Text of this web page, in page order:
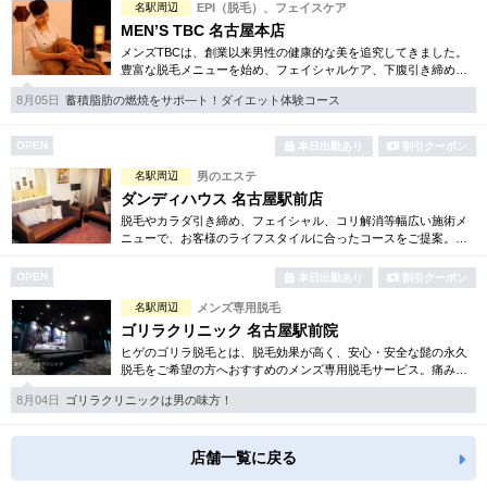
名駅周辺 EPI（脱毛）、フェイスケア
MEN’S TBC 名古屋本店
メンズTBCは、創業以来男性の健康的な美を追究してきました。
豊富な脱毛メニューを始め、フェイシャルケア、下腹引き締め
等、各種お得な体験コースを取り揃えています。選べる種類の多
さで初めての方も安心です。
8月05日 蓄積脂肪の燃焼をサポ―ト！ダイエット体験コース
OPEN 本日出勤あり 割引クーポン
名駅周辺 男のエステ
ダンディハウス 名古屋駅前店
脱毛やカラダ引き締め、フェイシャル、コリ解消等幅広い施術メ
ニューで、お客様のライフスタイルに合ったコースをご提案。各
OPEN 本日出勤あり 割引クーポン
名駅周辺 メンズ専用脱毛
ゴリラクリニック 名古屋駅前院
ヒゲのゴリラ脱毛とは、脱毛効果が高く、安心・安全な髭の永久
脱毛をご希望の方へおすすめのメンズ専用脱毛サービス。痛みに
弱い方には医療用麻酔を3種ご用意、医療認可の脱毛機のみを使
用。スキンケアも万全です。
8月04日 ゴリラクリニックは男の味方！
店舗一覧に戻る